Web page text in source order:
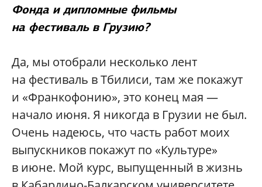
Фонда и дипломные фильмы
на фестиваль в Грузию?
Да, мы отобрали несколько лент
на фестиваль в Тбилиси, там же покажут
и «Франкофонию», это конец мая —
начало июня. Я никогда в Грузии не был.
Очень надеюсь, что часть работ моих
выпускников покажут по «Культуре»
в июне. Мой курс, выпущенный в жизнь